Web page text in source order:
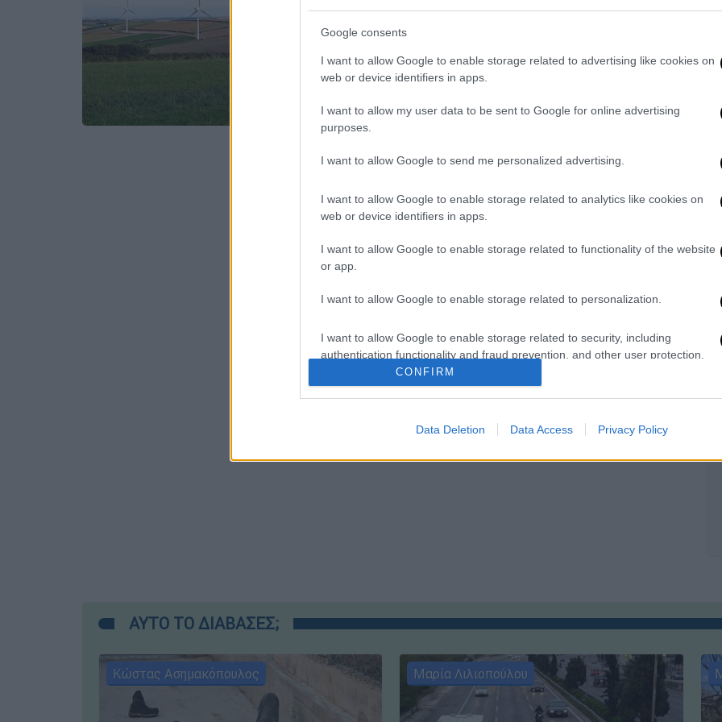
Google consents
I want to allow Google to enable storage related to advertising like cookies on
web or device identifiers in apps.
I want to allow my user data to be sent to Google for online advertising
purposes.
I want to allow Google to send me personalized advertising.
I want to allow Google to enable storage related to analytics like cookies on
web or device identifiers in apps.
I want to allow Google to enable storage related to functionality of the website
or app.
I want to allow Google to enable storage related to personalization.
I want to allow Google to enable storage related to security, including
authentication functionality and fraud prevention, and other user protection.
CONFIRM
Data Deletion Data Access Privacy Policy
Εμβληματική πρωτοβουλία της
κυβέρνησης πρέπει να είναι η
αναδόμηση του οικονομικού
συστήματος ώστε να δημιουργηθούν
περισσότερων βιώσιμων επενδύσεων
ΑΥΤΟ ΤΟ ΔΙΑΒΑΣΕΣ;
Κώστας Ασημακόπουλος Μαρία Λιλιοπούλου